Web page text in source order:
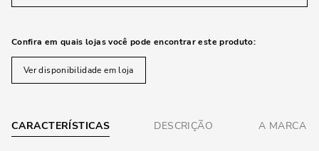
Confira em quais lojas você pode encontrar este produto:
Ver disponibilidade em loja
CARACTERÍSTICAS DESCRIÇÃO A MARCA